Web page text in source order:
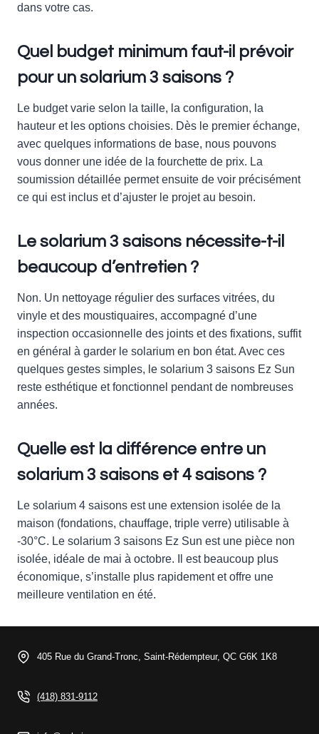
dans votre cas.
Quel budget minimum faut-il prévoir
pour un solarium 3 saisons ?
Le budget varie selon la taille, la configuration, la
hauteur et les options choisies. Dès le premier échange,
avec quelques informations de base, nous pouvons
vous donner une idée de la fourchette de prix. La
soumission détaillée permet ensuite de voir précisément
ce qui est inclus et d’ajuster le projet au besoin.
Le solarium 3 saisons nécessite-t-il
beaucoup d’entretien ?
Non. Un nettoyage régulier des surfaces vitrées, du
vinyle et des moustiquaires, accompagné d’une
inspection occasionnelle des joints et des fixations, suffit
en général à garder le solarium en bon état. Avec ces
quelques gestes simples, le solarium 3 saisons Ez Sun
reste esthétique et fonctionnel pendant de nombreuses
années.
Quelle est la différence entre un
solarium 3 saisons et 4 saisons ?
Le solarium 4 saisons est une extension isolée de la
maison (fondations, chauffage, triple verre) utilisable à
-30°C. Le solarium 3 saisons Ez Sun est une pièce non
isolée, idéale de mai à octobre. Il est beaucoup plus
économique, s’installe plus rapidement et offre une
meilleure ventilation en été.
405 Rue du Grand-Tronc, Saint-Rédempteur, QC G6K 1K8
(418) 831-9112